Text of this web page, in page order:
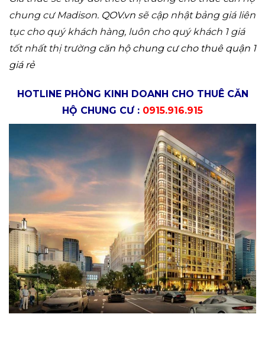
chung cư Madison. QOV.vn sẽ cập nhật bảng giá liên
tục cho quý khách hàng, luôn cho quý khách 1 giá
tốt nhất thị trường căn hộ chung cư cho thuê quận 1
giá rẻ
HOTLINE PHÒNG KINH DOANH CHO THUÊ CĂN
HỘ CHUNG CƯ : 0915.916.915